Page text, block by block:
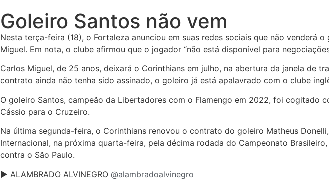
Goleiro Santos não vem
Nesta terça-feira (18), o Fortaleza anunciou em suas redes sociais que não
Miguel. Em nota, o clube afirmou que o jogador “não está disponível para
Carlos Miguel, de 25 anos, deixará o Corinthians em julho, na abertura da janela de
contrato ainda não tenha sido assinado, o goleiro já está apalavrado com o clube
O goleiro Santos, campeão da Libertadores com o Flamengo em 2022, foi cogitado
Cássio para o Cruzeiro.
Na última segunda-feira, o Corinthians renovou o contrato do goleiro Matheus
Internacional, na próxima quarta-feira, pela décima rodada do Campeonato
contra o São Paulo.
► ALAMBRADO ALVINEGRO @alambradoalvinegro